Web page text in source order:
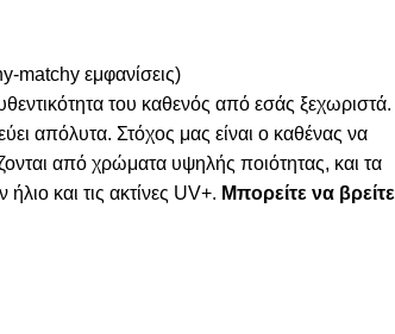
matchy εμφανίσεις)
του καθενός από εσάς ξεχωριστά.
απόλυτα. Στόχος μας είναι ο καθένας να
από χρώματα υψηλής ποιότητας, και τα
και τις ακτίνες UV+. Μπορείτε να βρείτε